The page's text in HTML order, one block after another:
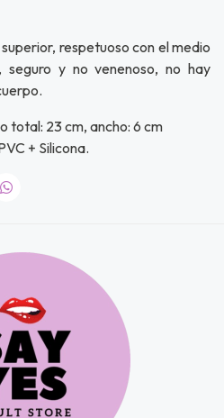
respetuoso con el medio
seguro y no venenoso, no hay
total: 23 cm, ancho: 6 cm
+ Silicona.